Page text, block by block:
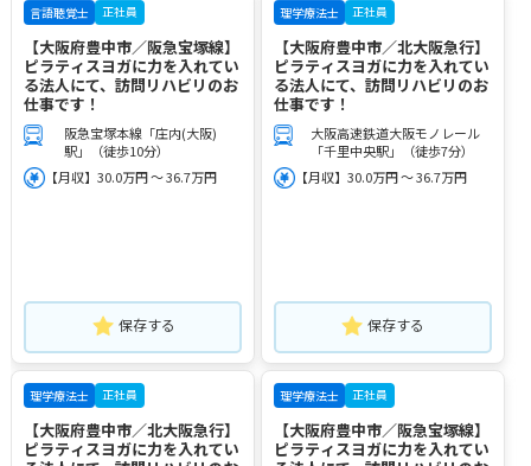
言語聴覚士 正社員
【大阪府豊中市／阪急宝塚線】
ピラティスヨガに力を入れてい
る法人にて、訪問リハビリのお
仕事です！
阪急宝塚本線「庄内(大阪)
駅」（徒歩10分）
【月収】30.0万円 ～ 36.7万円
保存する
理学療法士 正社員
【大阪府豊中市／北大阪急行】
ピラティスヨガに力を入れてい
る法人にて、訪問リハビリのお
仕事です！
大阪高速鉄道大阪モノレール
「千里中央駅」（徒歩7分）
【月収】30.0万円 ～ 36.7万円
保存する
理学療法士 正社員
【大阪府豊中市／北大阪急行】
ピラティスヨガに力を入れてい
理学療法士 正社員
【大阪府豊中市／阪急宝塚線】
ピラティスヨガに力を入れてい